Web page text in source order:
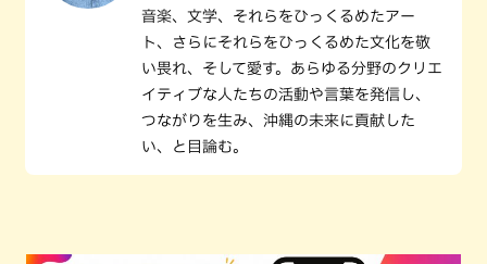
音楽、文学、それらをひっくるめたアー
ト、さらにそれらをひっくるめた文化を敬
い畏れ、そして愛す。あらゆる分野のクリエ
イティブな人たちの活動や言葉を発信し、
つながりを生み、沖縄の未来に貢献した
い、と目論む。